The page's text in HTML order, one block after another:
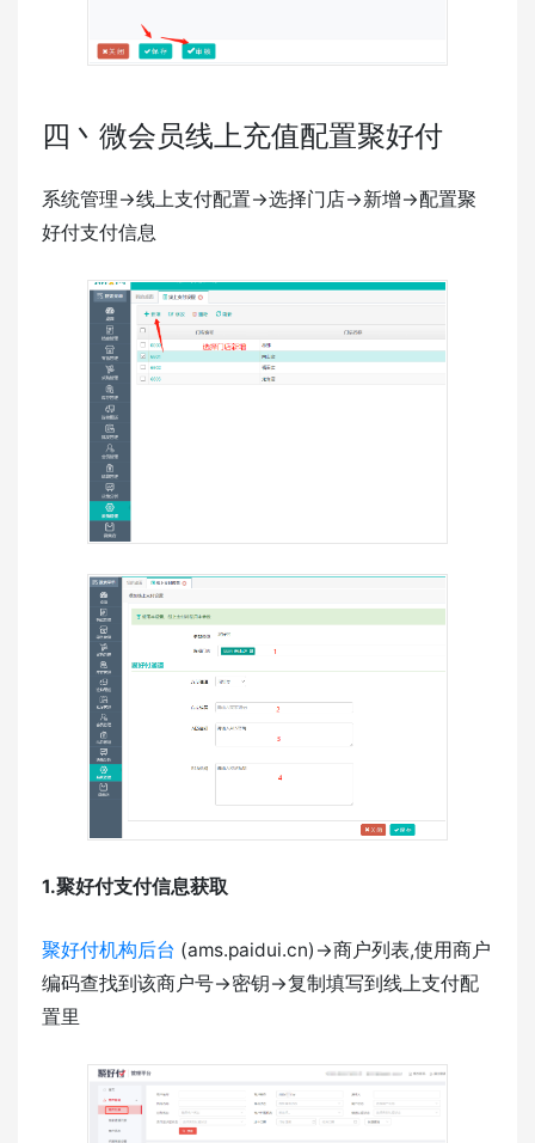
四丶微会员线上充值配置聚好付
系统管理->线上支付配置->选择门店->新增->配置聚
好付支付信息
1.聚好付支付信息获取
聚好付机构后台 (ams.paidui.cn)->商户列表,使用商户
编码查找到该商户号->密钥->复制填写到线上支付配
置里